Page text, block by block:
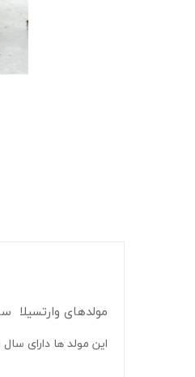
مولدهای وارتسیلا
این مولد ها دارای سال ساخت 2015 الی 2021 با ساعات